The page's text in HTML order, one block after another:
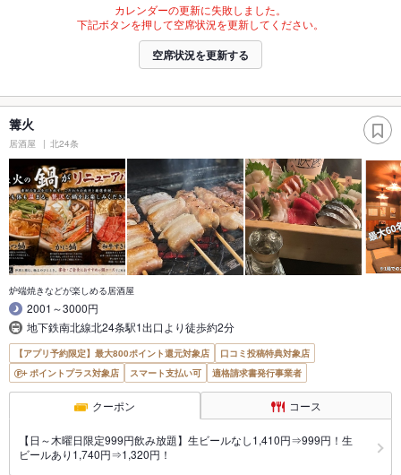
カレンダーの更新に失敗しました。
下記ボタンを押して空席状況を更新してください。
空席状況を更新する
篝火
居酒屋 北24条
炉端焼きなどが楽しめる居酒屋
2001～3000円
地下鉄南北線北24条駅1出口より徒歩約2分
【アプリ予約限定】最大800ポイント還元対象店
口コミ投稿特典対象店
ポイントプラス対象店
スマート支払い可 適格請求書発行事業者
クーポン コース
【日～木曜日限定999円飲み放題】生ビールなし1,410円⇒999円！生
ビールあり1,740円⇒1,320円！